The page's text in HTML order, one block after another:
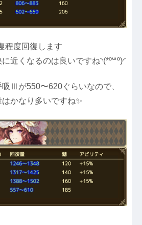
程度回復します
近くなるのは良いですね◝(*º꒳​º)◜
Ⅲが550〜620ぐらいなので、
かなり多いですね✨